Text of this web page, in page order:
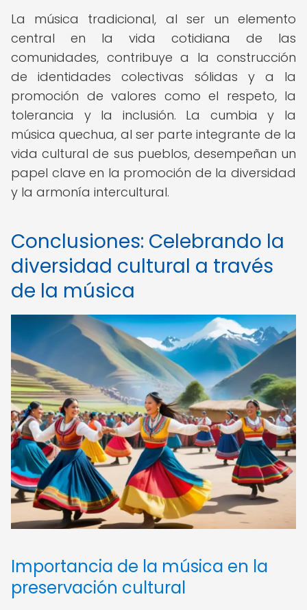
La música tradicional, al ser un elemento
central en la vida cotidiana de las
comunidades, contribuye a la construcción
de identidades colectivas sólidas y a la
promoción de valores como el respeto, la
tolerancia y la inclusión. La cumbia y la
música quechua, al ser parte integrante de la
vida cultural de sus pueblos, desempeñan un
papel clave en la promoción de la diversidad
y la armonía intercultural.
Conclusiones: Celebrando la
diversidad cultural a través
de la música
Importancia de la música en la
preservación cultural